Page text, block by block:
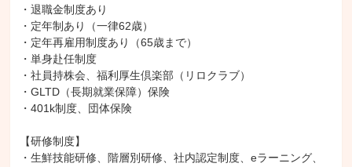
・退職金制度あり
・定年制あり（一律62歳）
・定年再雇用制度あり（65歳まで）
・単身赴任制度
・社員持株会、福利厚生倶楽部（リロクラブ）
・GLTD（長期就業保障）保険
・401k制度、団体保険
【研修制度】
・生鮮技能研修、階層別研修、社内認定制度、eラーニング、